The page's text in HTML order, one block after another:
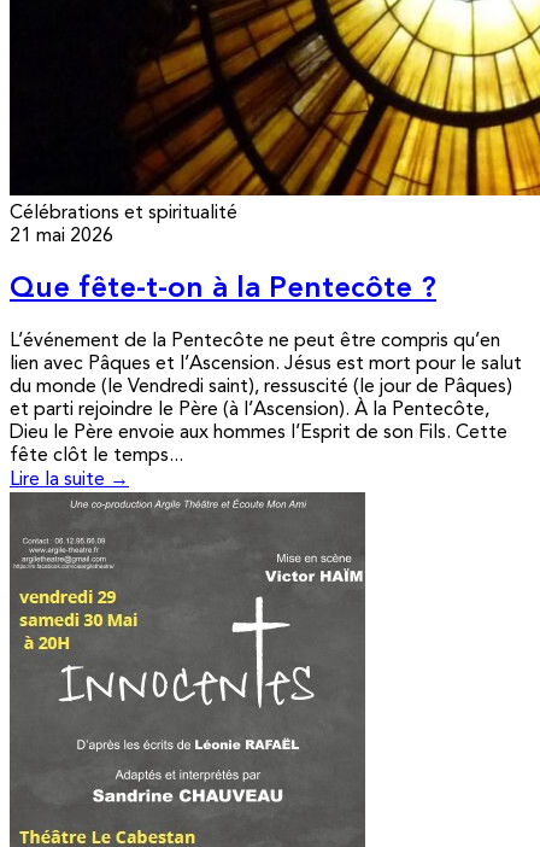
Célébrations et spiritualité
21 mai 2026
Que fête-t-on à la Pentecôte ?
L’événement de la Pentecôte ne peut être compris qu’en
lien avec Pâques et l’Ascension. Jésus est mort pour le salut
du monde (le Vendredi saint), ressuscité (le jour de Pâques)
et parti rejoindre le Père (à l’Ascension). À la Pentecôte,
Dieu le Père envoie aux hommes l’Esprit de son Fils. Cette
fête clôt le temps...
Lire la suite →